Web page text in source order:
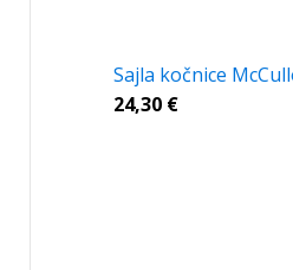
Sajla kočnice
24,30 €